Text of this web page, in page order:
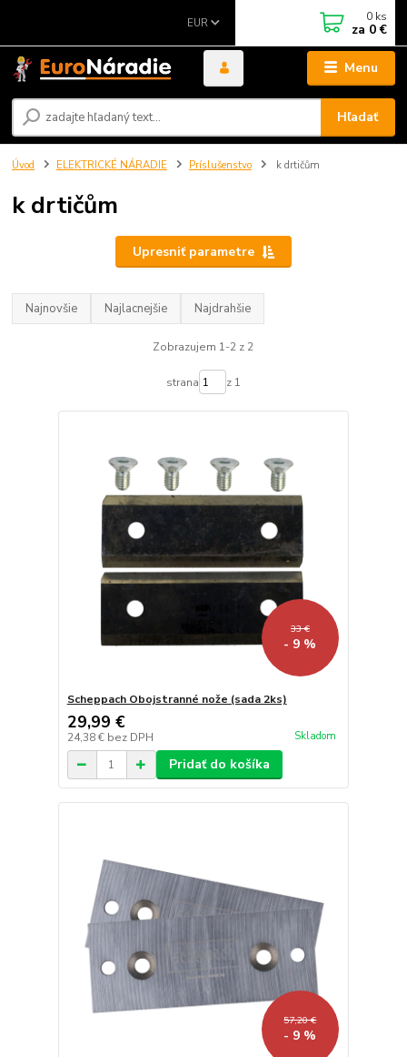
Menu
EUR
Hľadať
0 ks
za 0 €
Úvod ELEKTRICKÉ NÁRADIE Príslušenstvo k drtičům
k drtičům
Upresniť parametre
Najnovšie Najlacnejšie Najdrahšie
Zobrazujem 1-2 z 2
strana z 1
33 €
- 9 %
Scheppach Obojstranné nože (sada 2ks)
29,99 €
24,38 € bez DPH Skladom
Pridať do košíka
57,20 €
- 9 %